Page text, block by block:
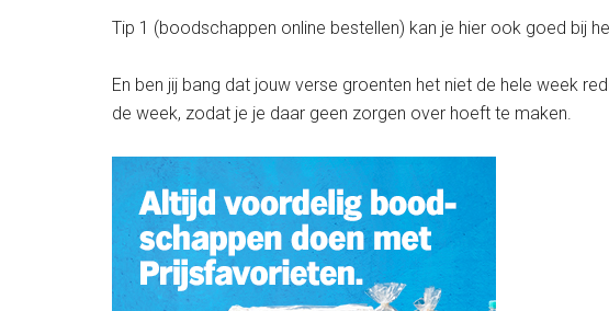
Tip 1 (boodschappen online bestellen) kan je hier ook goed bij
En ben jij bang dat jouw verse groenten het niet de hele week
de week, zodat je je daar geen zorgen over hoeft te maken.